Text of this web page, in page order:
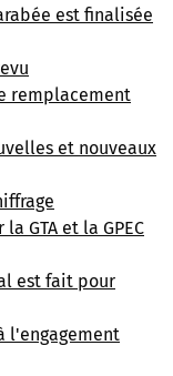
est finalisée
remplacement
et nouveaux
GTA et la GPEC
est fait pour
l'engagement